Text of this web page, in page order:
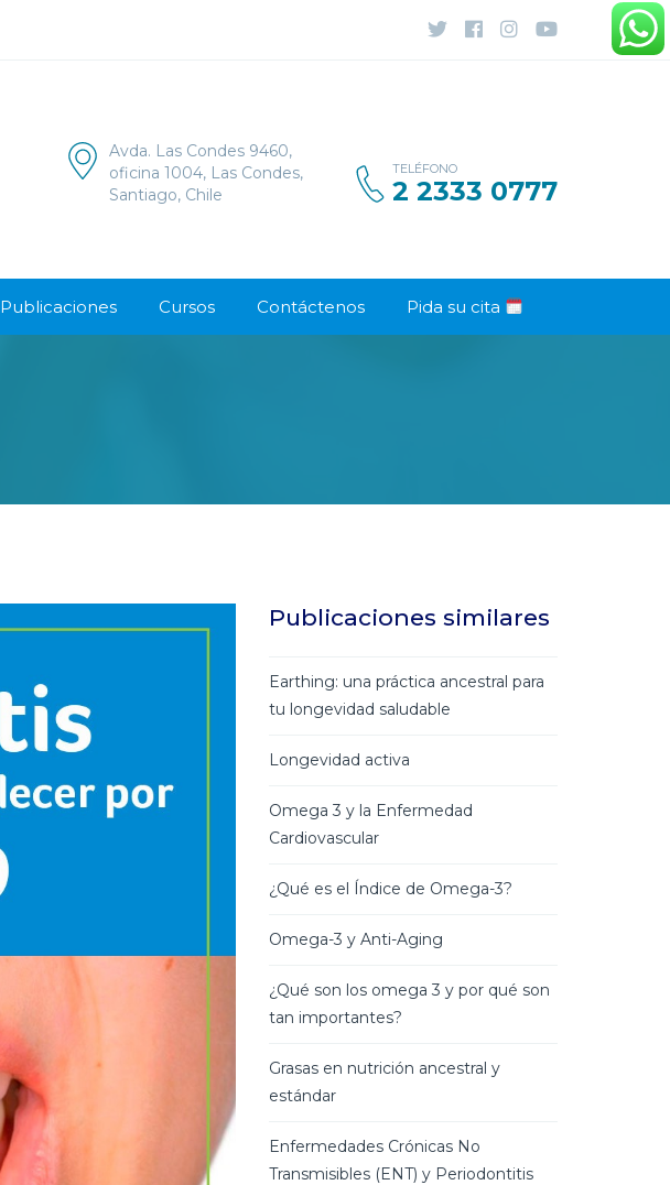
Avda. Las Condes 9460,
oficina 1004, Las Condes,
Santiago, Chile
TELÉFONO
2 2333 0777
Publicaciones Cursos Contáctenos Pida su cita
Publicaciones similares
Earthing: una práctica ancestral para
tu longevidad saludable
Longevidad activa
Omega 3 y la Enfermedad
Cardiovascular
¿Qué es el Índice de Omega-3?
Omega-3 y Anti-Aging
¿Qué son los omega 3 y por qué son
tan importantes?
Grasas en nutrición ancestral y
estándar
Enfermedades Crónicas No
Transmisibles (ENT) y Periodontitis